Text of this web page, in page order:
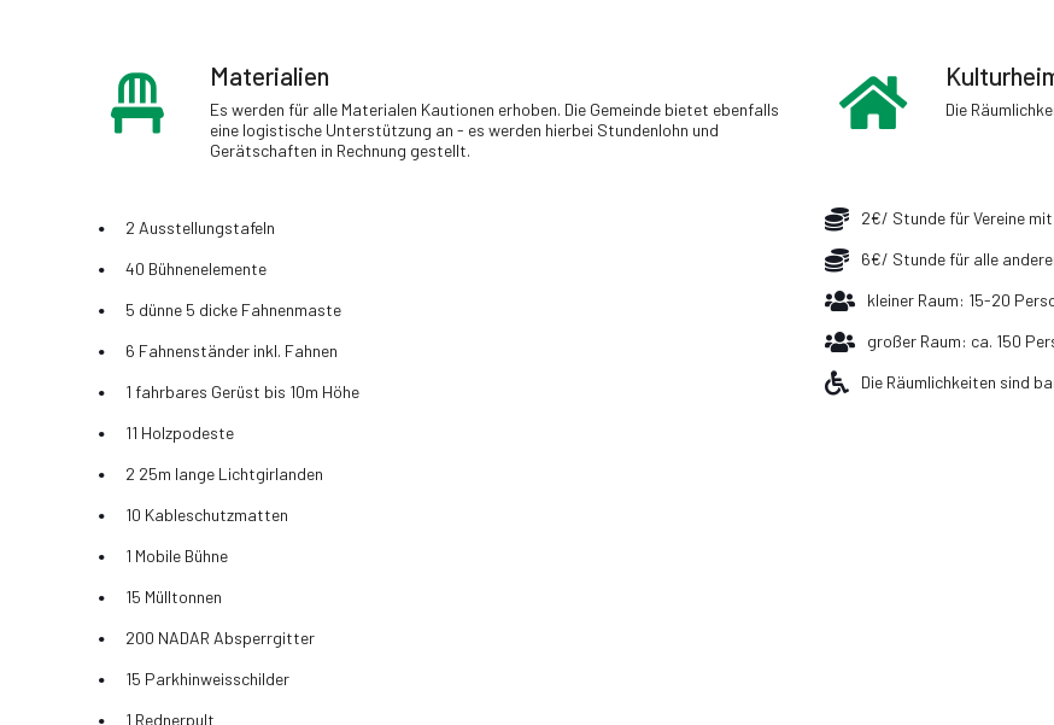
Materialien
Es werden für alle Materialen Kautionen erhoben. Die Gemeinde bietet ebenfalls
eine logistische Unterstützung an - es werden hierbei Stundenlohn und
Gerätschaften in Rechnung gestellt.
2 Ausstellungstafeln
40 Bühnenelemente
5 dünne 5 dicke Fahnenmaste
6 Fahnenständer inkl. Fahnen
1 fahrbares Gerüst bis 10m Höhe
11 Holzpodeste
2 25m lange Lichtgirlanden
10 Kableschutzmatten
1 Mobile Bühne
15 Mülltonnen
200 NADAR Absperrgitter
15 Parkhinweisschilder
1 Rednerpult
Die
2€/ Stunde für Vereine
6€/ Stunde für alle
kleiner Raum: 15-20
großer Raum: ca. 150
Die Räumlichkeiten sind